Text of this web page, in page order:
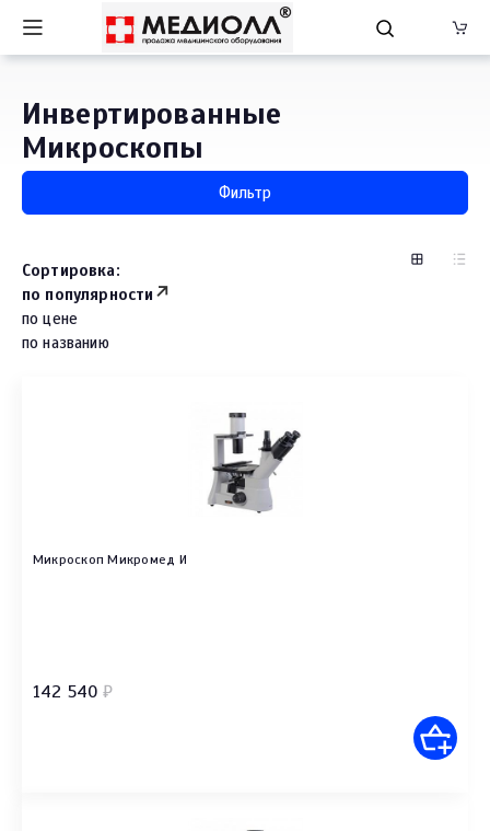
Инвертированные
Микроскопы
Фильтр
Сортировка:
по популярности
по цене
по названию
Микроскоп Микромед И
142 540 ₽